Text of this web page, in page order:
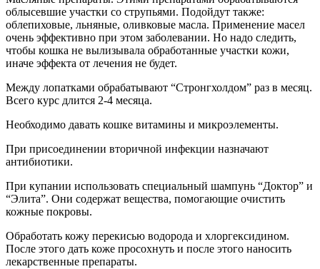
облысевшие участки со струпьями. Подойдут также:
облепиховые, льняные, оливковые масла. Применение масел
очень эффективно при этом заболевании. Но надо следить,
чтобы кошка не вылизывала обработанные участки кожи,
иначе эффекта от лечения не будет.
Между лопатками обрабатывают “Стронгхолдом” раз в месяц.
Всего курс длится 2-4 месяца.
Необходимо давать кошке витамины и микроэлементы.
При присоединении вторичной инфекции назначают
антибиотики.
При купании использовать специальный шампунь “Доктор” и
“Элита”. Они содержат вещества, помогающие очистить
кожные покровы.
Обработать кожу перекисью водорода и хлоргексидином.
После этого дать коже просохнуть и после этого наносить
лекарственные препараты.